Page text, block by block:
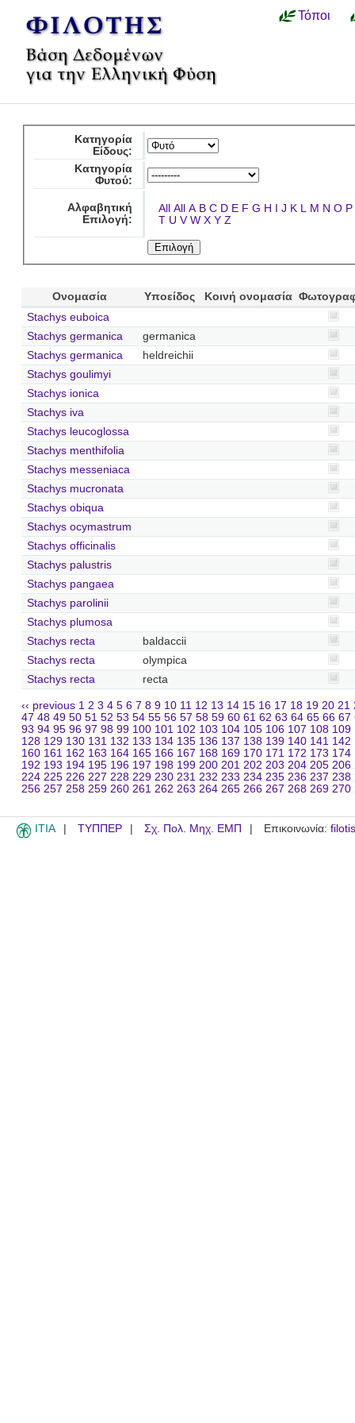
Τόποι
Κατηγορία
Είδους:
Κατηγορία
Φυτού:
Αλφαβητική
Επιλογή:
All All A B C D E F G H I J K L M N O P
T U V W X Y Z
Ονομασία Υποείδος Κοινή ονομασία
Stachys euboica
Stachys germanica
germanica
Stachys germanica
heldreichii
Stachys goulimyi
Stachys ionica
Stachys iva
Stachys leucoglossa
Stachys menthifolia
Stachys messeniaca
Stachys mucronata
Stachys obiqua
Stachys ocymastrum
Stachys officinalis
Stachys palustris
Stachys pangaea
Stachys parolinii
Stachys plumosa
Stachys recta
baldaccii
Stachys recta
olympica
Stachys recta
recta
‹‹ previous 1 2 3 4 5 6 7 8 9 10 11 12 13 14 15 16 17 18 19 20 21
47 48 49 50 51 52 53 54 55 56 57 58 59 60 61 62 63 64 65 66 67
93 94 95 96 97 98 99 100 101 102 103 104 105 106 107 108 109
128 129 130 131 132 133 134 135 136 137 138 139 140 141 142
160 161 162 163 164 165 166 167 168 169 170 171 172 173 174
192 193 194 195 196 197 198 199 200 201 202 203 204 205 206
224 225 226 227 228 229 230 231 232 233 234 235 236 237 238
256 257 258 259 260 261 262 263 264 265 266 267 268 269 270
ITIA ΤΥΠΠΕΡ Σχ. Πολ. Μηχ. ΕΜΠ Επικοινωνία: